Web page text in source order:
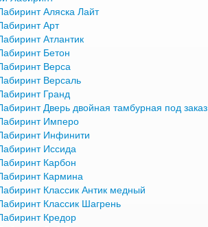
Аляска Лайт
Арт
Атлантик
Бетон
Верса
Версаль
Гранд
Дверь двойная тамбурная под заказ
Имперо
Инфинити
Иссида
Карбон
Кармина
Классик Антик медный
Классик Шагрень
Кредор